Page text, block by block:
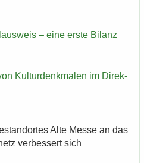
– eine erste Bi­lanz
Kul­tur­denk­ma­len im Di­rek­
Alte Messe an das
ver­bes­sert sich